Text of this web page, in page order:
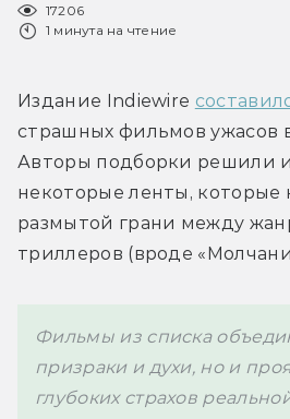
17206
1 минута на чтение
Издание Indiewire
страшных фильмов ужасов
Авторы подборки решили
некоторые ленты, которые
размытой грани между
триллеров (вроде
Фильмы из списка
призраки и духи, но и
глубоких страхов